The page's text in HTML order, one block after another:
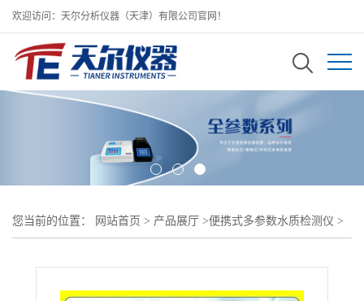
欢迎访问：天尔分析仪器（天津）有限公司官网！
您当前的位置： 网站首页 > 产品展厅 >便携式多参数水质检测仪 >